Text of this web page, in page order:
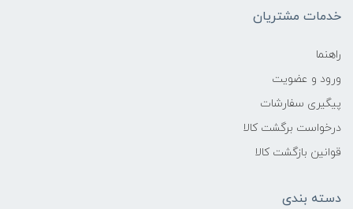
خدمات مشتریان
راهنما
ورود و عضویت
پیگیری سفارشات
درخواست برگشت کالا
قوانین بازگشت کالا
دسته بندی